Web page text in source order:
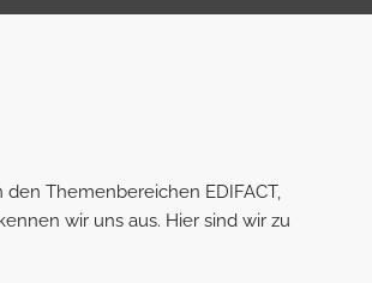
Themenbereichen EDIFACT,
wir uns aus. Hier sind wir zu